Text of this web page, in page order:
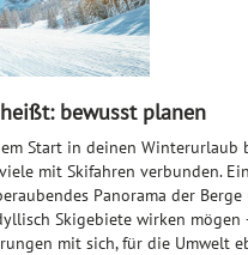
bewusst planen
Start in deinen
mit Skifahren verbunden.
Panorama der Berge
Skigebiete wirken mögen
mit sich, für die Umwelt